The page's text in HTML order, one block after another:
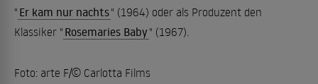
" Er kam nur nachts" (1964) oder als Produzent den
Klassiker " Rosemaries Baby " (1967).
Foto: arte F/© Carlotta Films